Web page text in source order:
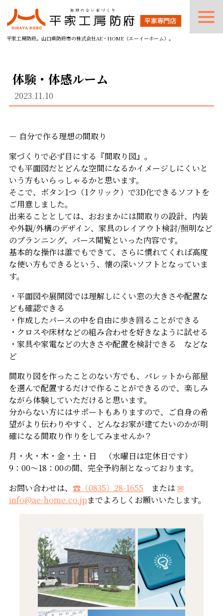
平家工房防府。山口県防府市の株式会社AE・HOME（エーイーホーム）。
体験・体感ルーム
2023.11.10
－ 自分で作る理想の間取り
家づくりで必ず目にする『間取り図』。
でも平面図だとどんな空間になるかイメージしにくいと
いう方もいらっしゃるかと思います。
そこで、ボタン1つ（1クリック）で3D化できるソフトを
ご用意しました。
出来ることとしては、おおまかには間取りの設計、内装
や外観/外構のデザイン、家具のレイアウト検討/照明など
のプランニング、パース閲覧といった内容です。
基本的な操作は誰でもできて、さらに慣れてくれば高度
な使い方もできるという、懐の深いソフトとなっていま
す。
・平面図や展開図では理解しにくい窓の大きさや配置な
ども確認できる
・作成したパースの中を自由に歩き回ることができる
・クロスや床材などの組み合わせを好きなように試せる
・家具や家電などの大きさや配置を検討できる などな
ど
間取り図を作ったことのない方でも、パレットから部屋
を選んで配置するだけで作ることができるので、楽しみ
ながら体験していただけると思います。
分からない方にはサポートもありますので、ご自身の希
望がより伝わりやすく、どんなお家が建てたいのかが明
確になる間取り作りをしてみませんか？
月・火・木・金・土・日 （水曜日は定休日です）
9：00～18：00の間、完全予約制となっております。
お問い合わせは、 ☎（0835）28-1655 または ✉
info@ae-home.co.jpまでよろしくお願いいたします。